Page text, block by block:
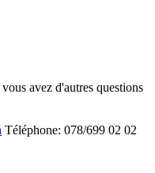
avez d'autres questions
Téléphone: 078/699 02 02